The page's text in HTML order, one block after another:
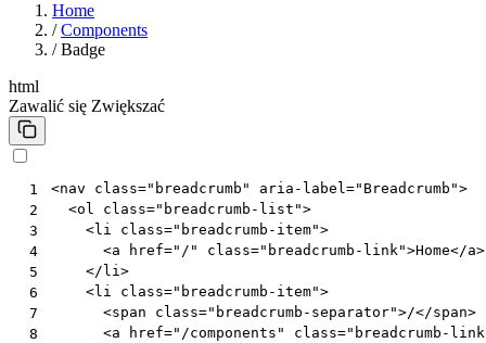
Home
/ Components
/ Badge
html
Zawalić się Zwiększać
1
2
3
4
5
6
7
8
<nav class="breadcrumb" aria-label="Breadcrumb">
<ol class="breadcrumb-list">
<li class="breadcrumb-item">
<a href="/" class="breadcrumb-link">Home</a>
</ li>
<li class="breadcrumb-item">
<span class="breadcrumb-separator">/</span>
<a href="/components" class="breadcrumb-